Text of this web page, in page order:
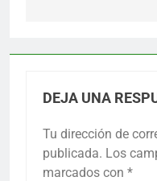
DEJA UNA
Tu dirección de
publicada. Los
marcados con *